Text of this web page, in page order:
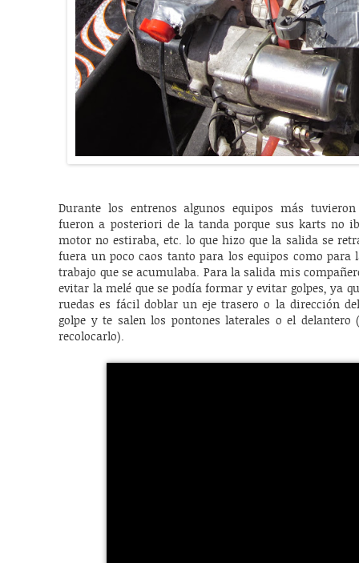
Durante los entrenos algunos equipos más
fueron a posteriori de la tanda porque sus karts no
motor no estiraba, etc. lo que hizo que la salida se
fuera un poco caos tanto para los equipos como para
trabajo que se acumulaba. Para la salida mis
evitar la melé que se podía formar y evitar golpes, ya
ruedas es fácil doblar un eje trasero o la dirección
golpe y te salen los pontones laterales o el delantero
recolocarlo).